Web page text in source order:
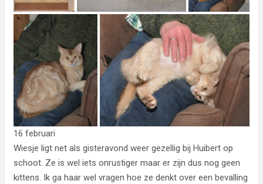
16 februari
Wiesje ligt net als gisteravond weer gezellig bij Huibert op
schoot. Ze is wel iets onrustiger maar er zijn dus nog geen
kittens. Ik ga haar wel vragen hoe ze denkt over een bevalling